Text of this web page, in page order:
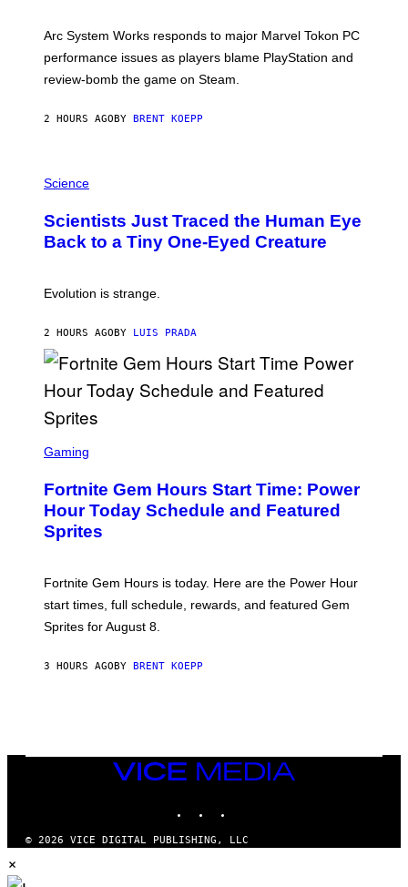
T
P
A
S
O
S
T
E
Arc System Works responds to major Marvel Tokon PC
performance issues as players blame PlayStation and
review-bomb the game on Steam.
2 HOURS AGO BY BRENT KOEPP
H
O
:
C
I
G
S
G
E
T
T
I
A
G
E
S
Science
Scientists Just Traced the Human Eye
Back to a Tiny One-Eyed Creature
Evolution is strange.
2 HOURS AGO BY LUIS PRADA
C
E
N
S
H
E
P
C
M
Gaming
Fortnite Gem Hours Start Time: Power
Hour Today Schedule and Featured
Sprites
Fortnite Gem Hours is today. Here are the Power Hour
start times, full schedule, rewards, and featured Gem
Sprites for August 8.
3 HOURS AGO BY BRENT KOEPP
VICE
MEDIA
© 2026 VICE DIGITAL PUBLISHING, LLC
×